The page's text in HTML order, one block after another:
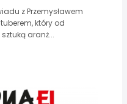
z Przemysławem
który od
aranż...